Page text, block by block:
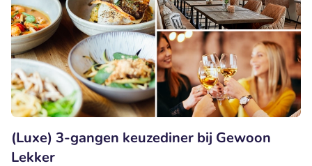
(Luxe) 3-gangen keuzediner bij Gewoon
Lekker